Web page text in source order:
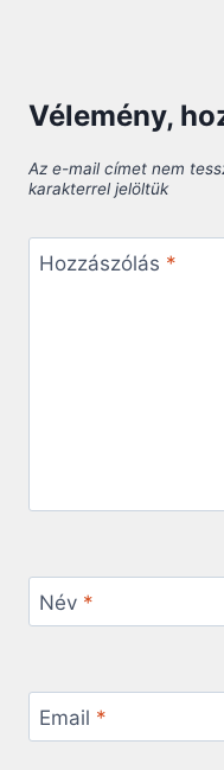
Vélemény,
Az e-mail címet nem
karakterrel jelöltük
Hozzászólás *
Név *
Email *